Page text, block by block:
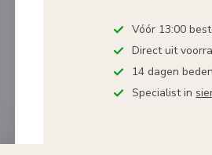
Vóór 13:00
Direct uit
14 dagen
Specialist in